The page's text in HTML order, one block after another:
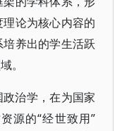
论为核心内容的
养出的学生活跃
。
治学，在为国家
源的“经世致用”